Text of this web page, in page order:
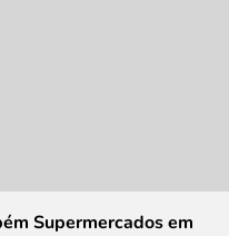
Supermercados em